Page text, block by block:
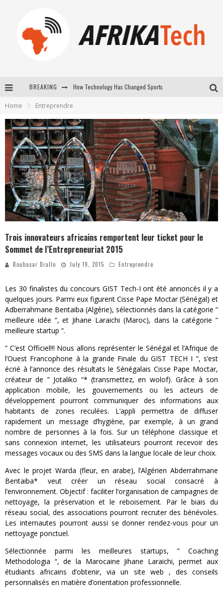
BREAKING
New to online sports betting? Consider These Tips to Play Your First Online Sports Betting Successfully
Home Entreprendre
Trois innovateurs africains remportent leur ticket pour le
Sommet de l’Entrepreneuriat 2015
Boubacar Diallo July 19, 2015 Entreprendre
Les 30 finalistes du concours GIST Tech-I ont été annoncés il y a
quelques jours. Parmi eux figurent Cisse Pape Moctar (Sénégal) et
Adberrahmane Bentaiba (Algérie), sélectionnés dans la catégorie ”
meilleure idée “, et Jihane Laraichi (Maroc), dans la catégorie ”
meilleure startup “.
” C’est Officiel!!! Nous allons représenter le Sénégal et l’Afrique de
l’Ouest Francophone à la grande Finale du GIST TECH I “, s’est
écrié à l’annonce des résultats le Sénégalais Cisse Pape Moctar,
créateur de ” Jotaliko “* (transmettez, en wolof). Grâce à son
application mobile, les gouvernements ou les acteurs de
développement pourront communiquer des informations aux
habitants de zones reculées. L’appli permettra de diffuser
rapidement un message d’hygiène, par exemple, à un grand
nombre de personnes à la fois. Sur un téléphone classique et
sans connexion internet, les utilisateurs pourront recevoir des
messages vocaux ou des SMS dans la langue locale de leur choix.
Avec le projet Warda (fleur, en arabe), l’Algérien Abderrahmane
Bentaiba* veut créer un réseau social consacré à
l’environnement. Objectif : faciliter l’organisation de campagnes de
nettoyage, la préservation et le reboisement. Par le biais du
réseau social, des associations pourront recruter des bénévoles.
Les internautes pourront aussi se donner rendez-vous pour un
nettoyage ponctuel.
Sélectionnée parmi les meilleures startups, ” Coaching
Methodologia “, de la Marocaine Jihane Laraichi, permet aux
étudiants africains d’obtenir, via un site web , des conseils
personnalisés en matière d’orientation professionnelle.